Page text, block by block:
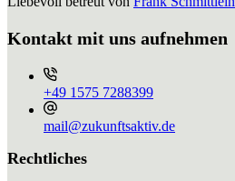
Kontakt mit uns aufnehmen
+49 ⁨1575 7288399⁩
mail@zukunftsaktiv.de
Rechtliches